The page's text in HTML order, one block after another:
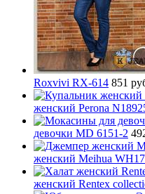
Roxvivi RX-614 851
женский Perona
девочки MD 6151-2
женский Meihua
женский Rentex